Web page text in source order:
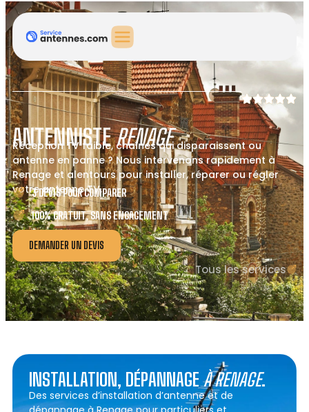
ANTENNISTERENAGE
Réception TV faible, chaînes qui disparaissent ou
antenne en panne ? Nous intervenons rapidement à
Renage et alentours pour installer, réparer ou régler
votre antenne TV.
3 DEVIS POUR COMPARER
100% GRATUIT, SANS ENGAGEMENT
DEMANDER UN DEVIS
Tous les services
INSTALLATION, DÉPANNAGEÀ RENAGE.
Des services d’installation d’antenne et de